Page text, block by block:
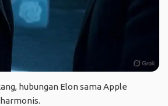
hubungan Elon sama Apple